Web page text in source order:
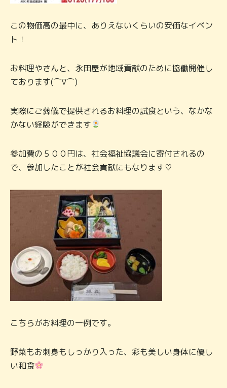
この物価高の最中に、ありえないくらいの安価なイベン
ト！
お料理やさんと、永田屋が地域貢献のために協働開催し
ております(⌒∇⌒)
実際にご葬儀で提供されるお料理の試食という、なかな
かない経験ができます
参加費の５００円は、社会福祉協議会に寄付されるの
で、参加したことが社会貢献にもなります♡
こちらがお料理の一例です。
野菜もお刺身もしっかり入った、彩も美しい身体に優し
い和食